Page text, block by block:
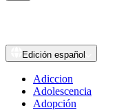
Edición español
Adiccion
Adolescencia
Adopción